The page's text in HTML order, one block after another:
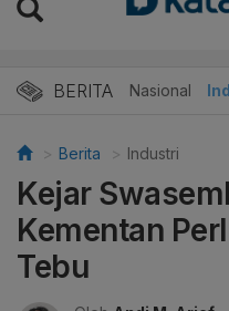
BERITA Nasional
Berita Industri
Kejar
Kementan
Tebu